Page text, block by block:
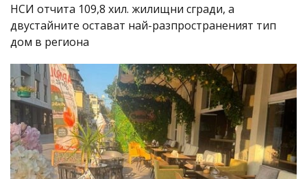
НСИ отчита 109,8 хил. жилищни сгради, а
двустайните остават най-разпространеният тип
дом в региона